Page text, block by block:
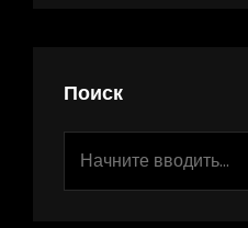
Поиск